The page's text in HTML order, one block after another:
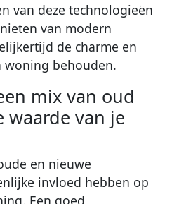
van deze technologieën
van modern
de charme en
woning behouden.
mix van oud
waarde van je
en nieuwe
invloed hebben op
Een goed